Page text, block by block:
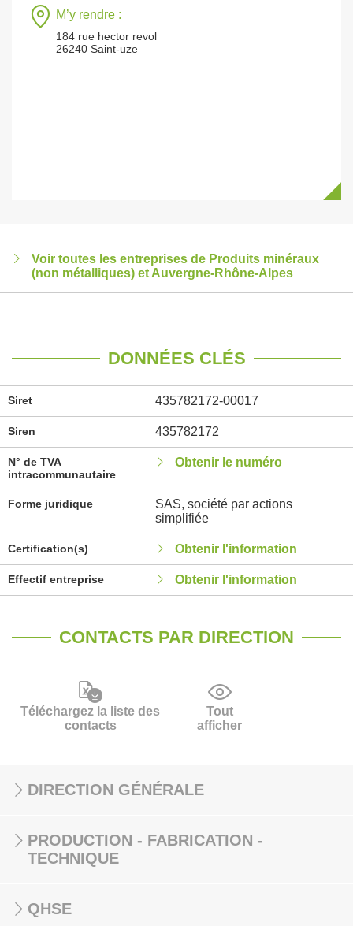
M’y rendre :
184 rue hector revol
26240 Saint-uze
Voir toutes les entreprises de Produits minéraux
(non métalliques) et Auvergne-Rhône-Alpes
DONNÉES CLÉS
Siret 435782172-00017
Siren 435782172
N° de TVA
intracommunautaire
Obtenir le numéro
Forme juridique
SAS, société par actions
simplifiée
Certification(s) Obtenir l'information
Effectif entreprise Obtenir l'information
CONTACTS PAR DIRECTION
Téléchargez la liste des
contacts
Tout
afficher
DIRECTION GÉNÉRALE
PRODUCTION - FABRICATION -
TECHNIQUE
QHSE